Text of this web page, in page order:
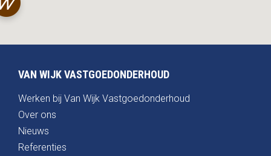
VAN WIJK VASTGOEDONDERHOUD
Werken bij Van Wijk Vastgoedonderhoud
Over ons
Nieuws
Referenties